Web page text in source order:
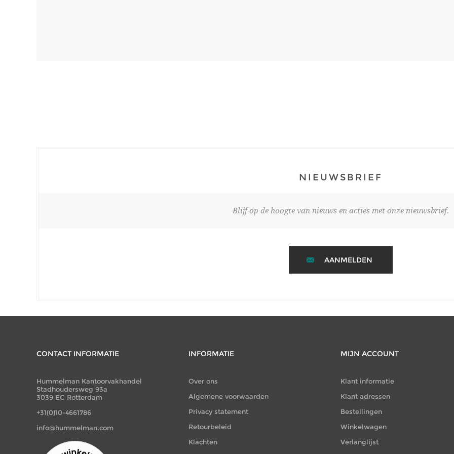
NIEUWSBRIEF
Blijf op de hoogte van nieuws en acties met onze nieuwsbrief.
AANMELDEN
CONTACT INFORMATIE
Hummelman Kantoorvakhandel
Stadhoudersweg 93a
3039 EC Rotterdam
+31(0)10-4661786
info@hummelman.com
INFORMATIE
Over ons
Algemene voorwaarden
Privacy statement
Retourbeleid
Klachten
MIJN ACCOUNT
Klant informatie
Klant adressen
Bestellingen
Winkelwagen
Verlanglijst